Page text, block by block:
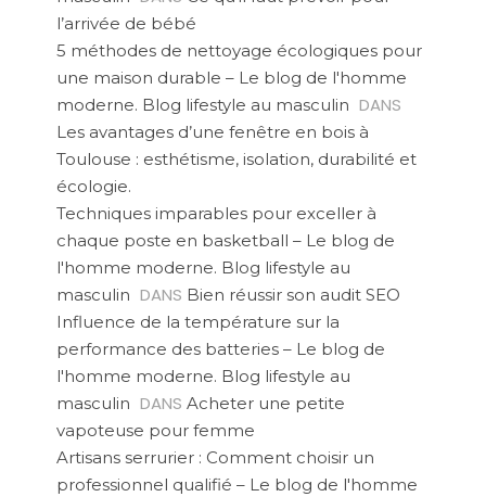
l’arrivée de bébé
5 méthodes de nettoyage écologiques pour
une maison durable – Le blog de l'homme
moderne. Blog lifestyle au masculin DANS
Les avantages d’une fenêtre en bois à
Toulouse : esthétisme, isolation, durabilité et
écologie.
Techniques imparables pour exceller à
chaque poste en basketball – Le blog de
l'homme moderne. Blog lifestyle au
masculin DANS Bien réussir son audit SEO
Influence de la température sur la
performance des batteries – Le blog de
l'homme moderne. Blog lifestyle au
masculin DANS Acheter une petite
vapoteuse pour femme
Artisans serrurier : Comment choisir un
professionnel qualifié – Le blog de l'homme